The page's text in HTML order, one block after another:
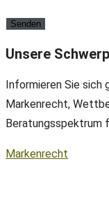
Unsere
Informieren Sie sich
Markenrecht,
Beratungsspektrum
Markenrecht